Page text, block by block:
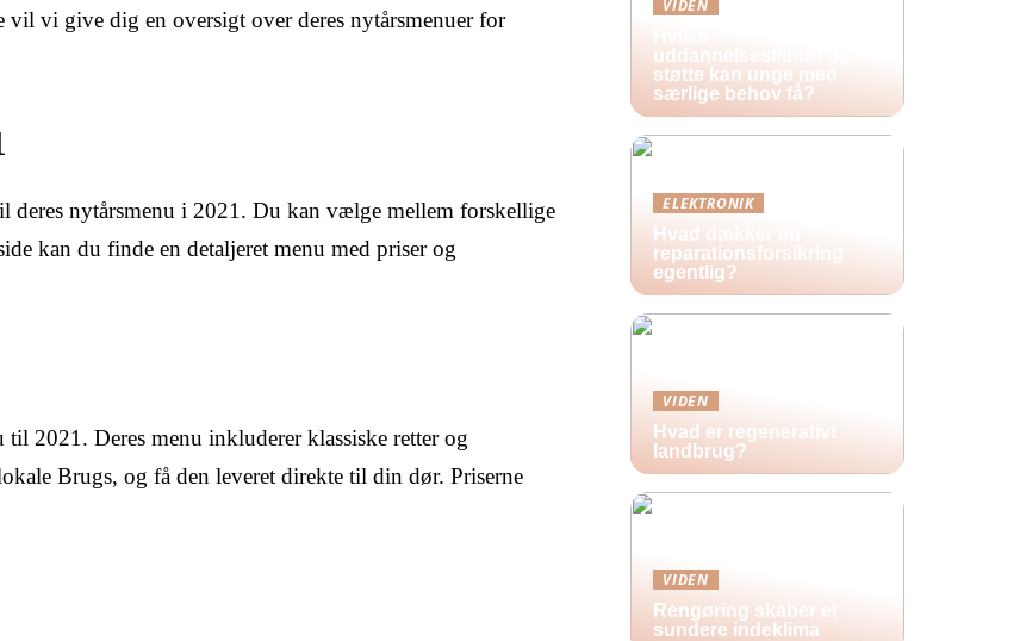
vi give dig en oversigt over deres nytårsmenuer for
deres nytårsmenu i 2021. Du kan vælge mellem forskellige
kan du finde en detaljeret menu med priser og
2021. Deres menu inkluderer klassiske retter og
Brugs, og få den leveret direkte til din dør. Priserne
VIDEN
uddannelsestilbud og
støtte kan unge med
særlige behov få?
ELEKTRONIK
Hvad dækker en
reparationsforsikring
egentlig?
VIDEN
Hvad er regenerativt
landbrug?
VIDEN
Rengøring skaber et
sundere indeklima